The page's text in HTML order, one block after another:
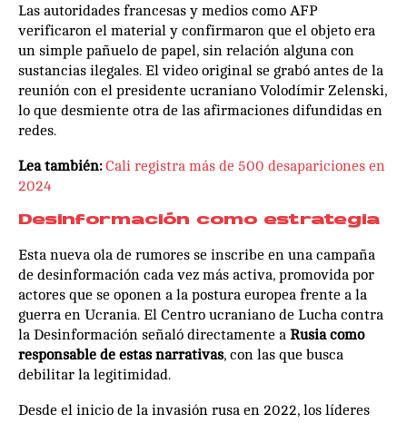
Las autoridades francesas y medios como AFP
verificaron el material y confirmaron que el objeto era
un simple pañuelo de papel, sin relación alguna con
sustancias ilegales. El video original se grabó antes de la
reunión con el presidente ucraniano Volodímir Zelenski,
lo que desmiente otra de las afirmaciones difundidas en
redes.
Lea también: Cali registra más de 500 desapariciones en
2024
Desinformación como estrategia
Esta nueva ola de rumores se inscribe en una campaña
de desinformación cada vez más activa, promovida por
actores que se oponen a la postura europea frente a la
guerra en Ucrania. El Centro ucraniano de Lucha contra
la Desinformación señaló directamente a Rusia como
responsable de estas narrativas, con las que busca
debilitar la legitimidad.
Desde el inicio de la invasión rusa en 2022, los líderes